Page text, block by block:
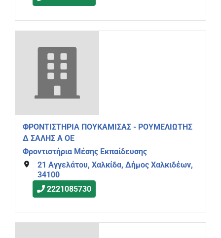
ΦΡΟΝΤΙΣΤΗΡΙΑ ΠΟΥΚΑΜΙΣΑΣ - ΡΟΥΜΕΛΙΩΤΗΣ
Δ ΣΑΛΗΣ Α ΟΕ
Φροντιστήρια Μέσης Εκπαίδευσης
21 Αγγελάτου, Χαλκίδα, Δήμος Χαλκιδέων,
34100
2221085730